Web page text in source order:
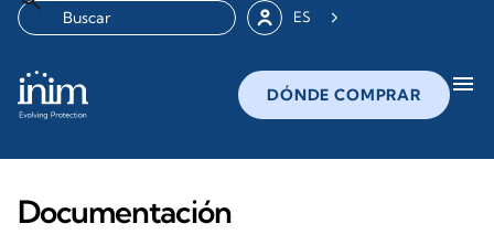
ES
DÓNDE COMPRAR menu
Documentación